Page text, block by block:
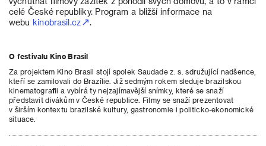
celé České republiky. Program a bližší informace na
webu kinobrasil.cz .
O festivalu Kino Brasil
Za projektem Kino Brasil stojí spolek Saudade z. s. sdružující nadšence,
kteří se zamilovali do Brazílie. Již sedmým rokem sleduje brazilskou
kinematografii a vybírá ty nejzajímavější snímky, které se snaží
představit divákům v České republice. Filmy se snaží prezentovat
v širším kontextu brazilské kultury, gastronomie i politicko-ekonomické
situace.